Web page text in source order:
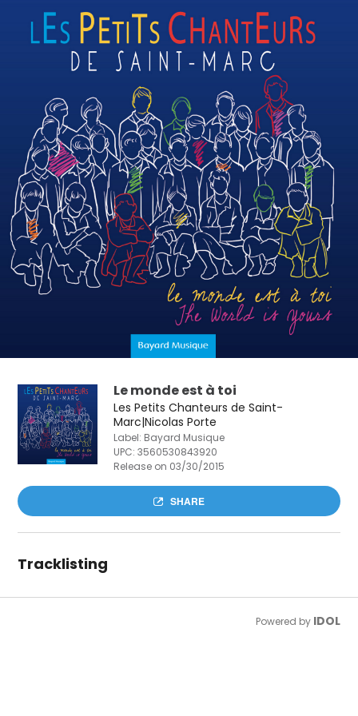
Le monde est à toi
Les Petits Chanteurs de Saint-
Marc|Nicolas Porte
Label: Bayard Musique
UPC:3560530843920
Release on 03/30/2015
SHARE
Tracklisting
Powered by IDOL